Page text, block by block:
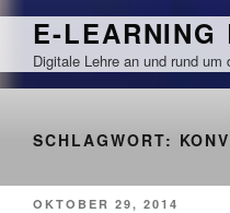
Zum
springen
E-LEARNING
Digitale Lehre an und rund
SCHLAGWORT:
VERÖFFENTLICHT
OKTOBER 29, 2014